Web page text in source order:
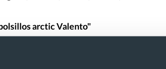
arctic Valento"
y te responderemos con la mayor brevedad